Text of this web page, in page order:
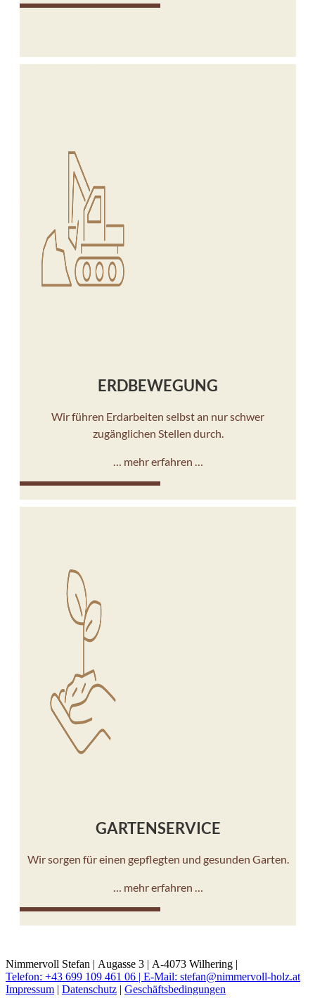
ERDBEWEGUNG
Wir führen Erdarbeiten selbst an nur schwer
zugänglichen Stellen durch.
… mehr erfahren …
GARTENSERVICE
Wir sorgen für einen gepflegten und gesunden Garten.
… mehr erfahren …
Nimmervoll Stefan | Augasse 3 | A-4073 Wilhering |
Telefon: +43 699 109 461 06 | E-Mail: stefan@nimmervoll-holz.at
Impressum | Datenschutz | Geschäftsbedingungen